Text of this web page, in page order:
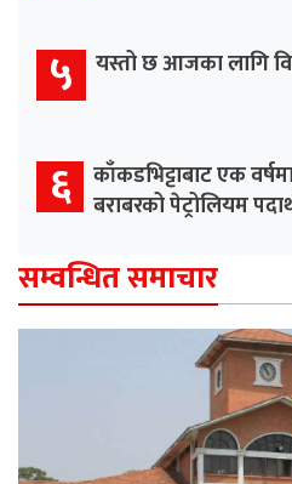
५ यस्तो छ आजका लागि
६ काँकडभिट्टाबाट एक
बराबरको पेट्रोलियम
सम्वन्धित समाचार